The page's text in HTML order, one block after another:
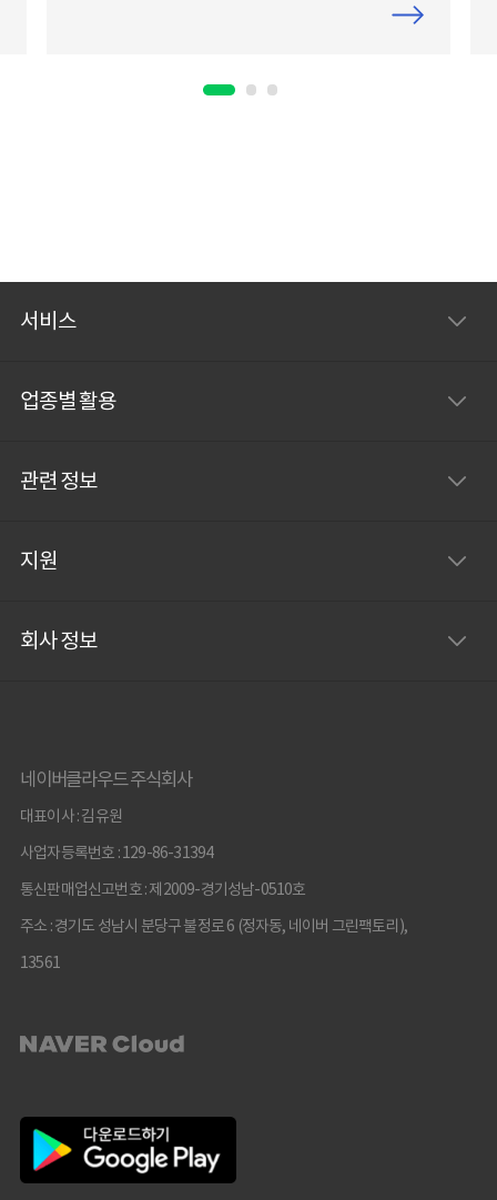
서비스
업종별 활용
관련 정보
지원
회사 정보
네이버클라우드 주식회사
대표이사 : 김유원
사업자등록번호 : 129-86-31394
통신판매업신고번호 : 제2009-경기성남-0510호
주소 : 경기도 성남시 분당구 불정로 6 (정자동, 네이버 그린팩토리),
13561